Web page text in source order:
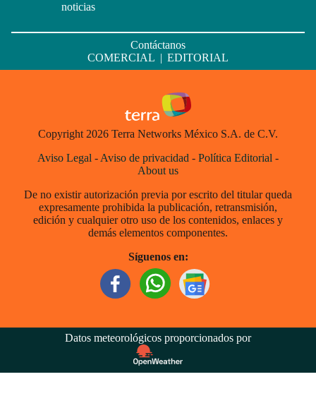
noticias
Contáctanos
COMERCIAL | EDITORIAL
Copyright 2026 Terra Networks México S.A. de C.V.
Aviso Legal - Aviso de privacidad - Política Editorial -
About us
De no existir autorización previa por escrito del titular queda
expresamente prohibida la publicación, retransmisión,
edición y cualquier otro uso de los contenidos, enlaces y
demás elementos componentes.
Síguenos en:
Datos meteorológicos proporcionados por